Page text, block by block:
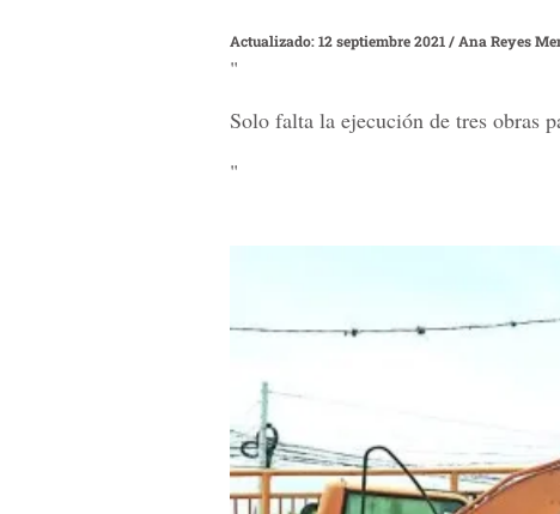
Actualizado: 12 septiembre 2021 / Ana Reyes
"
Solo falta la ejecución de tres obras
"